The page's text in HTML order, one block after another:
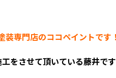
専門店のココペイントです
をさせて頂いている藤井です